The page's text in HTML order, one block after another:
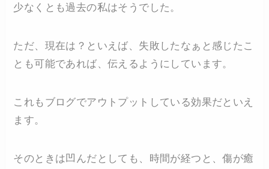
少なくとも過去の私はそうでした。
ただ、現在は？といえば、失敗したなぁと感じたこ
とも可能であれば、伝えるようにしています。
これもブログでアウトプットしている効果だといえ
ます。
そのときは凹んだとしても、時間が経つと、傷が癒